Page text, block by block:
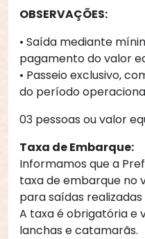
OBSERVAÇÕES:
• Saída mediante
pagamento do valor
• Passeio exclusivo,
do período
03 pessoas ou valor
Taxa de Embarque:
Informamos que a
taxa de embarque no
para saídas
A taxa é obrigatória e
lanchas e catamarãs.